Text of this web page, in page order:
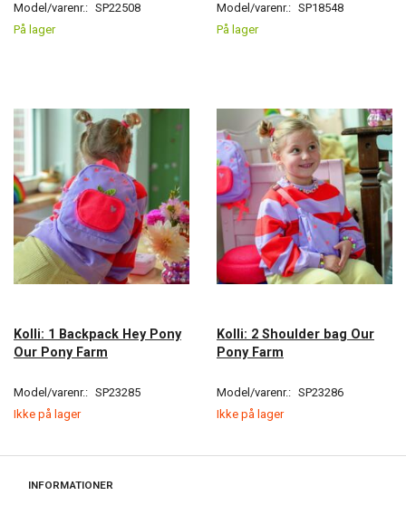
Model/varenr.: SP22508
På lager
Model/varenr.: SP18548
På lager
Kolli: 1 Backpack Hey Pony
Our Pony Farm
Model/varenr.: SP23285
Ikke på lager
Kolli: 2 Shoulder bag Our
Pony Farm
Model/varenr.: SP23286
Ikke på lager
INFORMATIONER